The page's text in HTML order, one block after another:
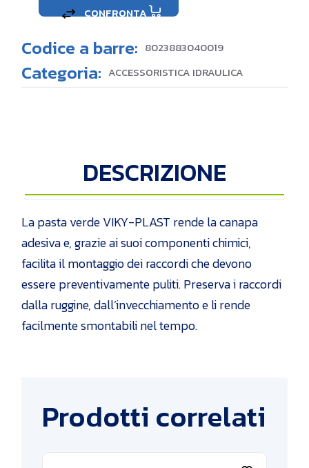
CONFRONTA
Codice a barre: 8023883040019
Categoria: ACCESSORISTICA IDRAULICA
DESCRIZIONE
La pasta verde VIKY-PLAST rende la canapa
adesiva e, grazie ai suoi componenti chimici,
facilita il montaggio dei raccordi che devono
essere preventivamente puliti. Preserva i raccordi
dalla ruggine, dall’invecchiamento e li rende
facilmente smontabili nel tempo.
Prodotti correlati